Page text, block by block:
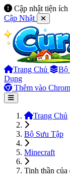
Cập nhật tiện
Cập Nhật
Trang Chủ Bộ
Dụng
Thêm vào
Trang Chủ
Bộ Sưu Tập
Minecraft
Tinh thần của